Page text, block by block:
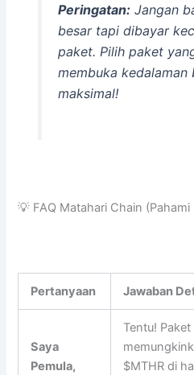
Peringatan:Jangan
besar tapi dibayar
paket. Pilih paket
membuka kedalaman
maksimal!
💡 FAQ Matahari Chain
Pertanyaan Jawaban
Saya
Pemula,
Tentu! Paket
$MTHR di